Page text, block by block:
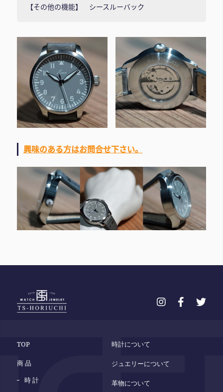
【その他の機能】 シースルーバック
興味のある方はお問合せ下さい。
TOP
商 品
時 計
時計について
ジュエリーについて
革物について